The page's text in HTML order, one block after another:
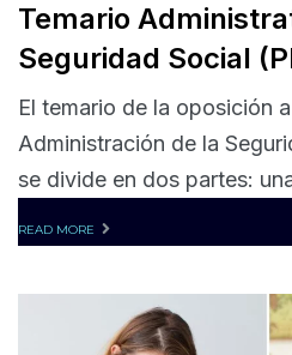
Temario
Seguridad Social
El temario de la oposición
Administración de la
se divide en dos partes:
READ MORE